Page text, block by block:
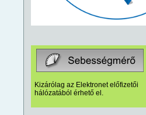
Kizárólag az Elektronet előfizetői
hálózatából érhető el.